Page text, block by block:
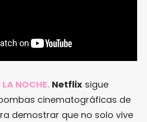
NOCHE. Netflix sigue
cinematográficas de
demostrar que no solo vive